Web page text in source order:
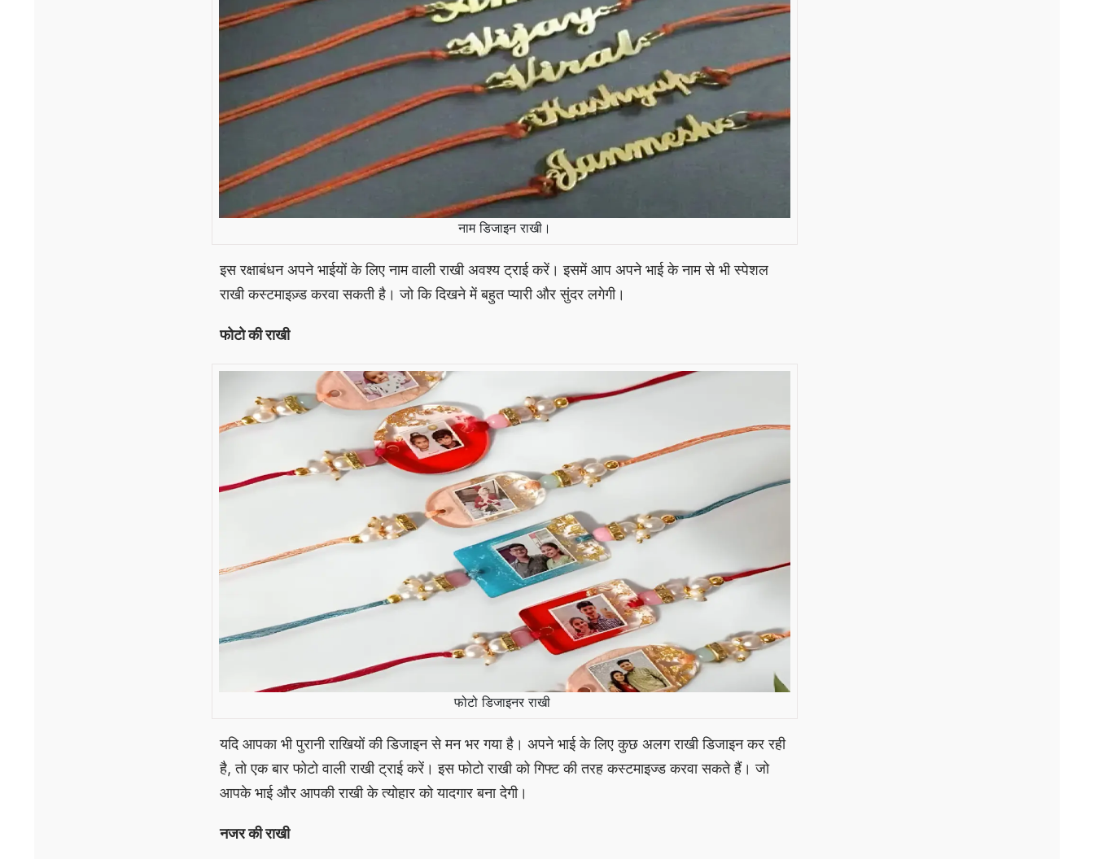
नाम डिजाइन राखी।
इस रक्षाबंधन अपने भाईयों के लिए नाम वाली राखी अवश्य ट्राई करें। इसमें आप अपने भाई के नाम से भी स्पेशल
राखी कस्टमाइज़्ड करवा सकती है। जो कि दिखने में बहुत प्यारी और सुंदर लगेगी।
फोटो की राखी
फोटो डिजाइनर राखी
यदि आपका भी पुरानी राखियों की डिजाइन से मन भर गया है। अपने भाई के लिए कुछ अलग राखी डिजाइन कर रही
है, तो एक बार फोटो वाली राखी ट्राई करें। इस फोटो राखी को गिफ्ट की तरह कस्टमाइज्ड करवा सकते हैं। जो
आपके भाई और आपकी राखी के त्योहार को यादगार बना देगी।
नजर की राखी